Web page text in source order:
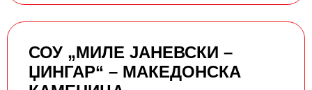
СОУ „МИЛЕ ЈАНЕВСКИ –
ЏИНГАР“ – МАКЕДОНСКА